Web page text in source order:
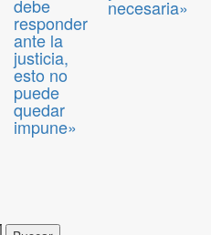
debe
responder
ante la
justicia,
esto no
puede
quedar
impune»
necesaria»